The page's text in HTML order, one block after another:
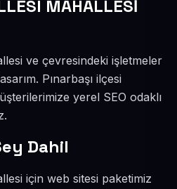
MAHALLESİ
ve çevresindeki işletmeler
Pınarbaşı ilçesi
yerel SEO odaklı
Dahil
için web sitesi paketimiz